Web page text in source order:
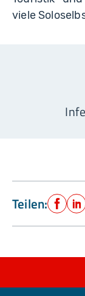
viele
Teilen: